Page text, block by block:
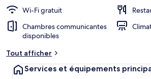
Wi-Fi gratuit
Chambres communicantes
disponibles
Tout afficher
Services et équipements